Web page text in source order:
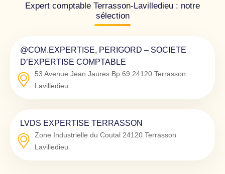
Expert comptable Terrasson-Lavilledieu : notre
sélection
@COM.EXPERTISE, PERIGORD – SOCIETE
D’EXPERTISE COMPTABLE
53 Avenue Jean Jaures Bp 69 24120 Terrasson
Lavilledieu
LVDS EXPERTISE TERRASSON
Zone Industrielle du Coutal 24120 Terrasson
Lavilledieu